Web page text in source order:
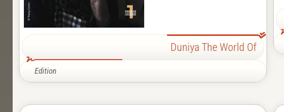
Duniya The World Of
Edition